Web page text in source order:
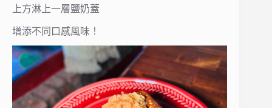
上方淋上一層鹽奶蓋
增添不同口感風味！